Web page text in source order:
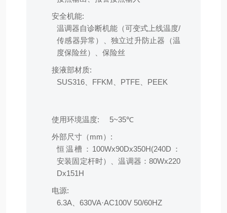
安全机能:
温调器自诊断机能（可变式上线温度/
传感器异常）、独立过升防止器（温
度保险丝）、保险丝
接液部材质:
SUS316、FFKM、PTFE、PEEK
使用环境温度:
5~35℃
外部尺寸（mm）:
恒温槽：100Wx90Dx350H(240D：
安装固定杆时）、温调器：80Wx220
Dx151H
电源:
6.3A、630VA·AC100V 50/60HZ